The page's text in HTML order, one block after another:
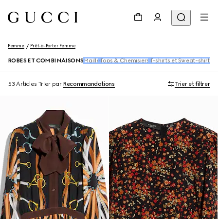
Femme Prêt-à-Porter Femme
ROBES ET COMBINAISONS MailleTops & Chemisiers T-shirts et Sweat-shirts
53 Articles Trier par Recommandations Trier et filtrer